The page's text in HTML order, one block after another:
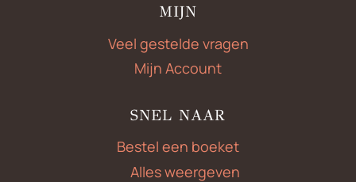
MIJN
Veel gestelde vragen
Mijn Account
SNEL NAAR
Bestel een boeket
Alles weergeven